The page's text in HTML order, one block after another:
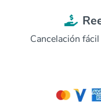
Cancelación